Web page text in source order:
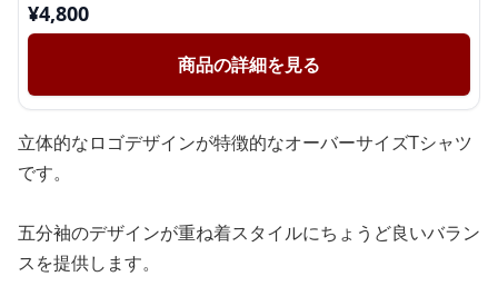
¥4,800
商品の詳細を見る
立体的なロゴデザインが特徴的なオーバーサイズTシャツ
です。
五分袖のデザインが重ね着スタイルにちょうど良いバラン
スを提供します。